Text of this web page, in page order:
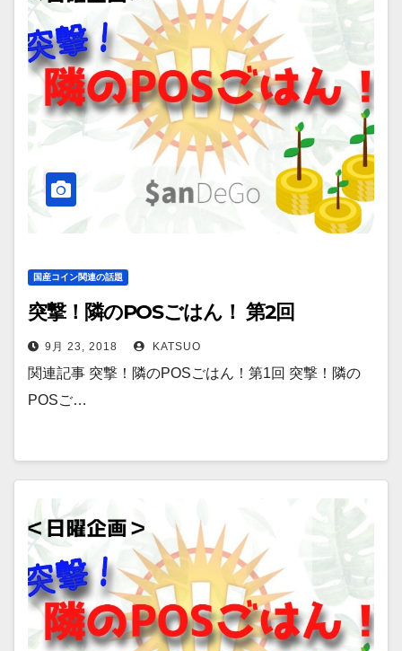
国産コイン関連の話題
突撃！隣のPOSごはん！ 第2回
9月 23, 2018 KATSUO
関連記事 突撃！隣のPOSごはん！第1回 突撃！隣の
POSご…